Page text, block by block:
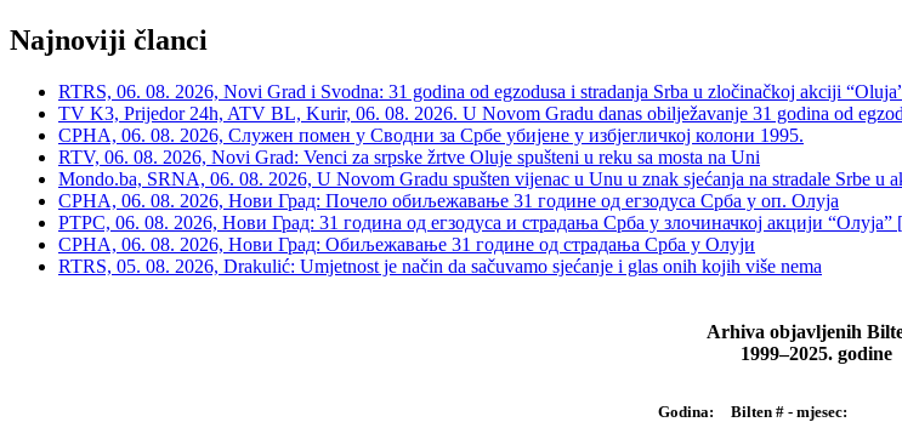
Najnoviji članci
RTRS, 06. 08. 2026, Novi Grad i Svodna: 31 godina od egzodusa i stradanja Srba u zločinačkoj akciji
TV K3, Prijedor 24h, ATV BL, Kurir, 06. 08. 2026. U Novom Gradu danas obilježavanje 31 godina od
СРНА, 06. 08. 2026, Служен помен у Сводни за Србе убијене у избјегличкој колони 1995.
RTV, 06. 08. 2026, Novi Grad: Venci za srpske žrtve Oluje spušteni u reku sa mosta na Uni
Mondo.ba, SRNA, 06. 08. 2026, U Novom Gradu spušten vijenac u Unu u znak sjećanja na stradale Srbe u
СРНА, 06. 08. 2026, Нови Град: Почело обиљежавање 31 године од егзодуса Срба у оп. Олуја
РТРС, 06. 08. 2026, Нови Град: 31 година од егзодуса и страдања Срба у злочиначкој акцији
СРНА, 06. 08. 2026, Нови Град: Обиљежавање 31 године од страдања Срба у Олуји
RTRS, 05. 08. 2026, Drakulić: Umjetnost je način da sačuvamo sjećanje i glas onih kojih više nema
Arhiva objavljenih
1999–2025. godine
Godina: Bilten # - mjesec: